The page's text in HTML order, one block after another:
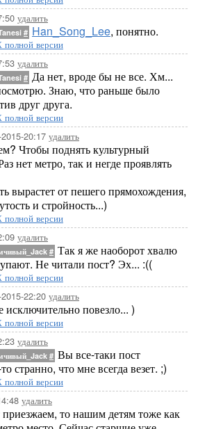
удалить
# Han_Song_Lee, понятно.
полной версии
удалить
# Да нет, вроде бы не все. Хм...
Знаю, что раньше было
друг друга.
полной версии
20:17 удалить
Чтобы поднять культурный
нет метро, так и негде проявлять
вырастет от пешего прямохождения,
и стройность...)
полной версии
удалить
# Так я же наоборот хвалю
Не читали пост? Эх... :((
полной версии
22:20 удалить
исключительно повезло... )
полной версии
удалить
# Вы все-таки пост
странно, что мне всегда везет. ;)
полной версии
удалить
то нашим детям тоже как